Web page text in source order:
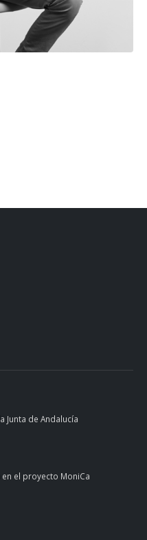
Junta de Andalucía
el proyecto MoniCa